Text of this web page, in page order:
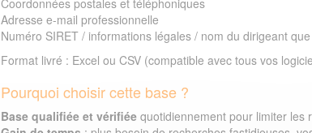
Coordonnées postales et téléphoniques
Adresse e-mail professionnelle
Numéro SIRET / informations légales / nom du dirigeant
Format livré : Excel ou CSV (compatible avec tous vos
Pourquoi choisir cette base ?
Base qualifiée et vérifiée quotidiennement pour limiter les